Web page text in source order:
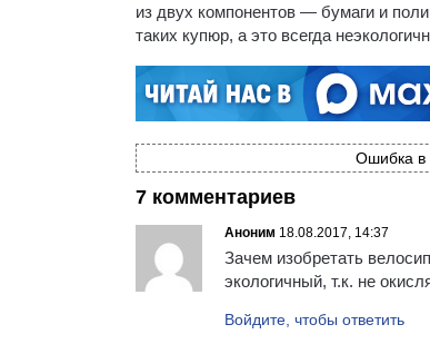
из двух компонентов — бумаги и
таких купюр, а это всегда
Ошибка в
7 комментариев
Аноним 18.08.2017, 14:37
Зачем изобретать
экологичный, т.к. не
Войдите, чтобы ответить